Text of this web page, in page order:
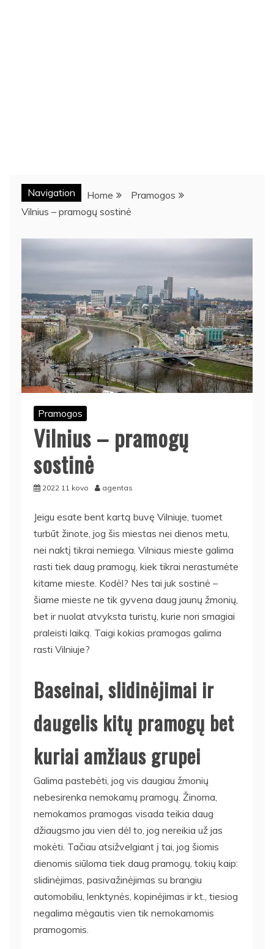
Navigation Home
Pramogos
Vilnius – pramogų sostinė
Pramogos
Vilnius – pramogų
sostinė
2022 11 kovo agentas
Jeigu esate bent kartą buvę Vilniuje, tuomet
turbūt žinote, jog šis miestas nei dienos metu,
nei naktį tikrai nemiega. Vilniaus mieste galima
rasti tiek daug pramogų, kiek tikrai nerastumėte
kitame mieste. Kodėl? Nes tai juk sostinė –
šiame mieste ne tik gyvena daug jaunų žmonių,
bet ir nuolat atvyksta turistų, kurie nori smagiai
praleisti laiką. Taigi kokias pramogas galima
rasti Vilniuje?
Baseinai, slidinėjimai ir
daugelis kitų pramogų bet
kuriai amžiaus grupei
Galima pastebėti, jog vis daugiau žmonių
nebesirenka nemokamų pramogų. Žinoma,
nemokamos pramogas visada teikia daug
džiaugsmo jau vien dėl to, jog nereikia už jas
mokėti. Tačiau atsižvelgiant į tai, jog šiomis
dienomis siūloma tiek daug pramogų, tokių kaip:
slidinėjimas, pasivažinėjimas su brangiu
automobiliu, lenktynės, kopinėjimas ir kt., tiesiog
negalima mėgautis vien tik nemokamomis
pramogomis.